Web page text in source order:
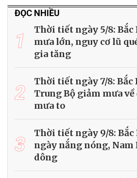
ĐỌC NHIỀU
1
Thời tiết ngày 5/8: Bắc
mưa lớn, nguy cơ lũ
gia tăng
2
Thời tiết ngày 7/8: Bắc
Trung Bộ giảm mưa về
mưa to
3
Thời tiết ngày 9/8: Bắc
ngày nắng nóng, Nam
dông